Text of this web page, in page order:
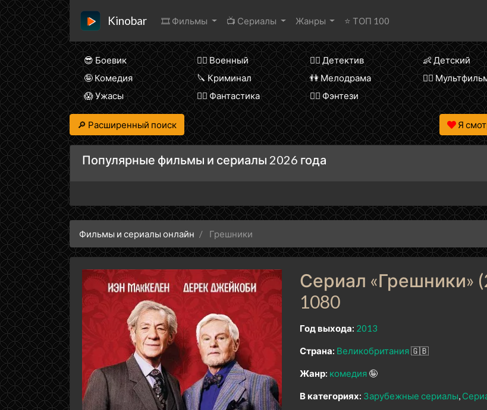
Kinobar 🎞 Фильмы 📺 Сериалы Жанры ⭐ ТОП 100
😎 Боевик 👨‍✈️ Военный 🕵️‍♂️ Детектив 👶 Детский
🤪 Комедия
🔪 Криминал 👫 Мелодрама 🧚‍♀️
😱 Ужасы
🧙‍♀️ Фантастика 🧝‍♂️ Фэнтези
🔎 Расширенный поиск Я
Популярные фильмы и сериалы 2026 года
Фильмы и сериалы онлайн Грешники
Сериал «Грешники»
1080
Год выхода: 2013
Страна: Великобритания🇬🇧
Жанр: комедия 🤪
В категориях: Зарубежные сериалы